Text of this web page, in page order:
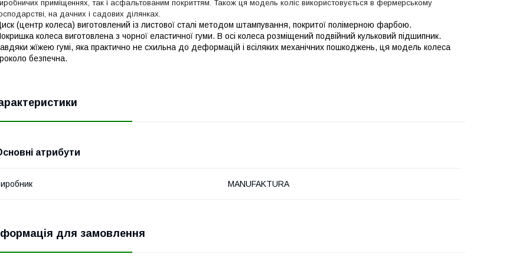
приміщеннях, так і асфальтованим покриттям. Також ця модель коліс використовується в фермерському
на дачних і садових ділянках.
(центр колеса) виготовлений із листової сталі методом штампування, покритої полімерною фарбою.
колеса виготовлена з чорної еластичної гуми. В осі колеса розміщений подвійний кульковий підшипник.
жїжею гумі, яка практично не схильна до деформацій і всіляких механічних пошкоджень, ця модель колеса
безпечна.
атрибути
MANUFAKTURA
для замовлення